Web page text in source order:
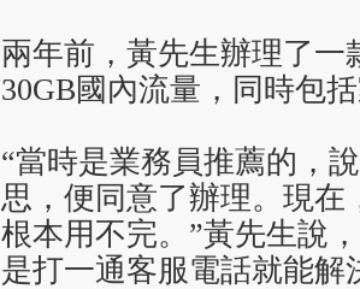
兩年前，黃先生辦理了一
30GB國內流量，同時包
“當時是業務員推薦的，
思，便同意了辦理。現在
根本用不完。”黃先生說
是打一通客服電話就能解